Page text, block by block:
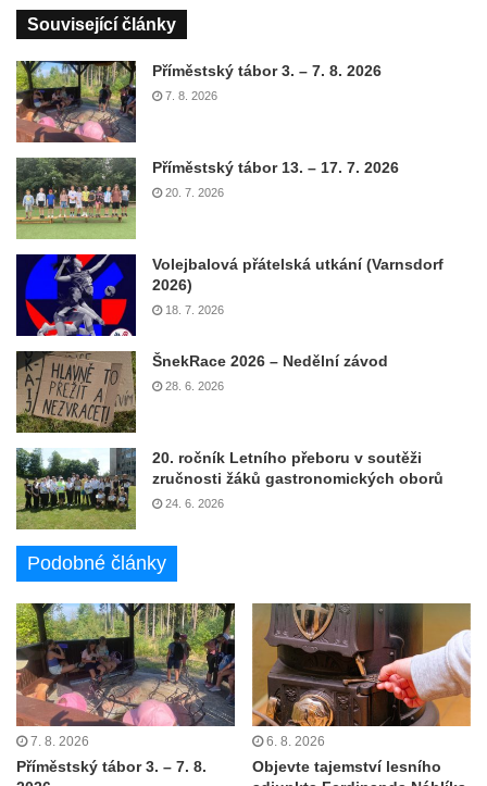
Související články
Příměstský tábor 3. – 7. 8. 2026
7. 8. 2026
Příměstský tábor 13. – 17. 7. 2026
20. 7. 2026
Volejbalová přátelská utkání (Varnsdorf
2026)
18. 7. 2026
ŠnekRace 2026 – Nedělní závod
28. 6. 2026
20. ročník Letního přeboru v soutěži
zručnosti žáků gastronomických oborů
24. 6. 2026
Podobné články
7. 8. 2026
Příměstský tábor 3. – 7. 8.
6. 8. 2026
Objevte tajemství lesního